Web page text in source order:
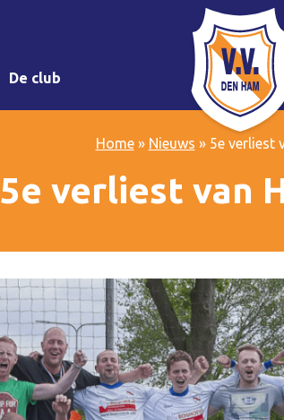
De club
Home» Nieuws » 5e verliest
5e verliest van